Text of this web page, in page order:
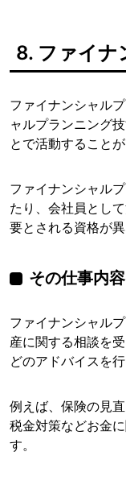
8. ファイナ
ファイナンシャル
ャルプランニング
とで活動することが
ファイナンシャル
たり、会社員とし
要とされる資格が異
その仕事内
ファイナンシャル
産に関する相談を
どのアドバイスを
例えば、保険の見
税金対策などお金
す。